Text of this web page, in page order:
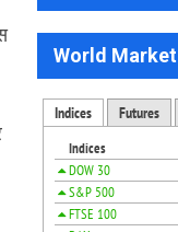
World Market